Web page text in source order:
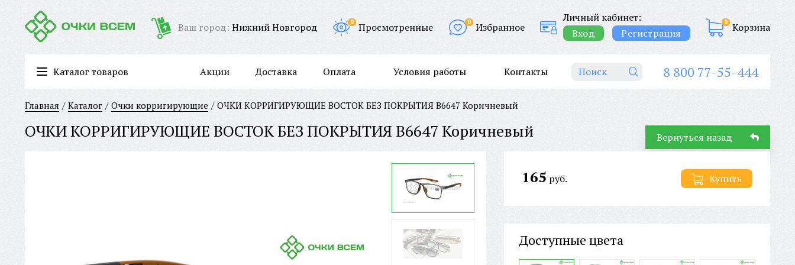
Ваш город:Нижний Новгород 0 Просмотренные 0 Избранное 0 Корзина
Личный кабинет:
Вход
Регистрация
Каталог товаров Акции Доставка Оплата Условия работы Контакты 8 800 77-55-444
Главная Каталог Очки корригирующие ОЧКИ КОРРИГИРУЮЩИЕ BOCTOK БЕЗ ПОКРЫТИЯ B6647 Коричневый
ОЧКИ КОРРИГИРУЮЩИЕ BOCTOK БЕЗ ПОКРЫТИЯ B6647 Коричневый Вернуться назад
165 руб. Купить
Доступные цвета